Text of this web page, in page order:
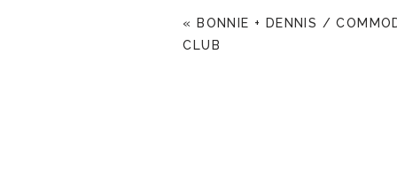
«
BONNIE + DENNIS /
CLUB